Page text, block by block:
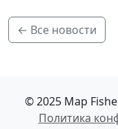
← Все новости
© 2025 Map
Политика